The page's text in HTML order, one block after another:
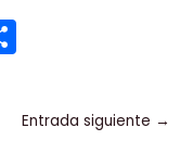
m
p
Entrada siguiente →